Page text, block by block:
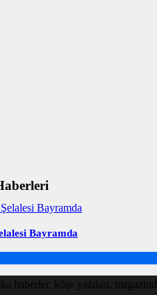
Bayramda
haberler, köşe yazıları,